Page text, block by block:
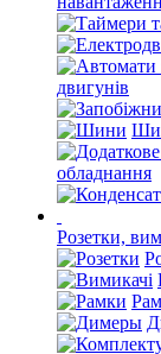
двигунів
обладнання
Розетки,